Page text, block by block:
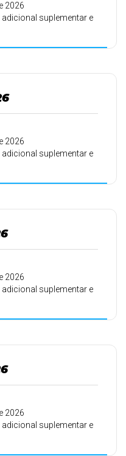
2026
adicional suplementar e
2026
adicional suplementar e
2026
adicional suplementar e
2026
adicional suplementar e